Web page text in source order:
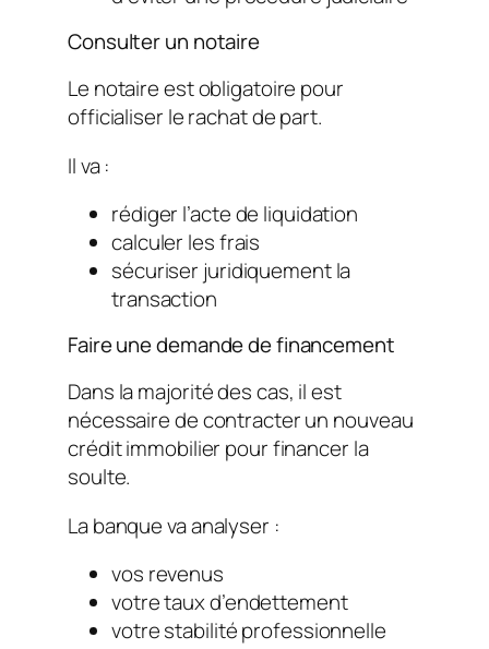
Consulter un notaire
Le notaire est obligatoire pour
officialiser le rachat de part.
Il va :
rédiger l’acte de liquidation
calculer les frais
sécuriser juridiquement la
transaction
Faire une demande de financement
Dans la majorité des cas, il est
nécessaire de contracter un nouveau
crédit immobilier pour financer la
soulte.
La banque va analyser :
vos revenus
votre taux d’endettement
votre stabilité professionnelle